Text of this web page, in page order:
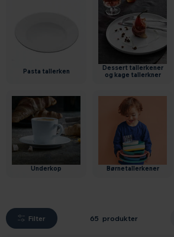
pasta tallerken
dessert tallerkener
og kage tallerkner
underkop børnetallerkener
Filter 65 produkter